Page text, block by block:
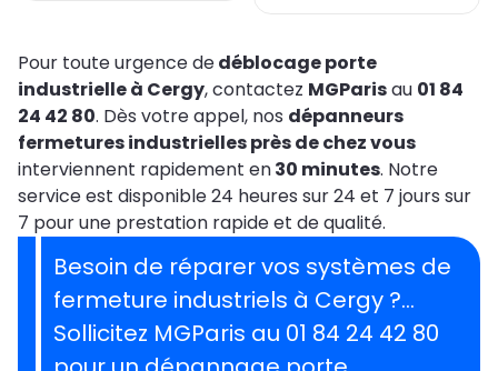
Pour toute urgence dedéblocage porte
industrielle à Cergy, contactez MGParisau 01 84
24 42 80. Dès votre appel, nos dépanneurs
fermetures industrielles près de chez vous
interviennent rapidement en30 minutes. Notre
service est disponible 24 heures sur 24 et 7 jours sur
7 pour une prestation rapide et de qualité.
Besoin de réparer vos systèmes de
fermeture industriels à Cergy ?…
Sollicitez MGParis au 01 84 24 42 80